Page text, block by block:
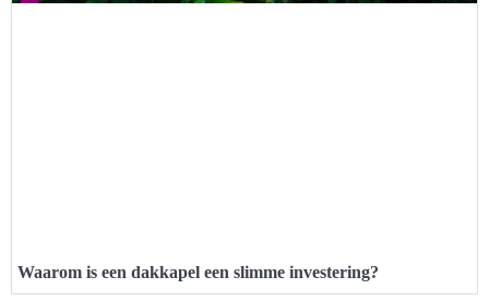
Waarom is een dakkapel een slimme investering?